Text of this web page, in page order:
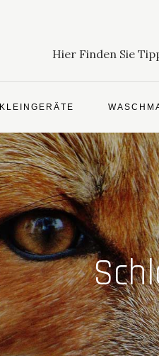
Hier Finden Sie
KLEINGERÄTE